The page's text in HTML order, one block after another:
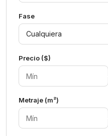
Fase
Cualquiera
Precio ($)
Metraje (m²)